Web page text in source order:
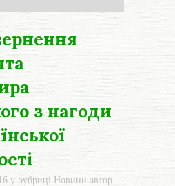
з нагоди
у рубриці Новини автор